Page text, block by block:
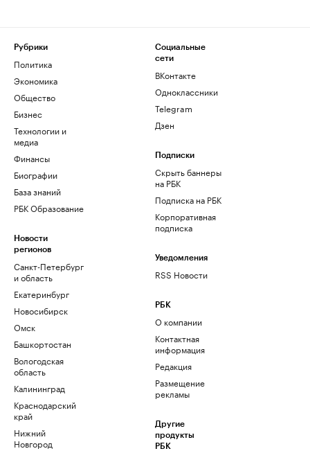
Рубрики
Политика
Экономика
Общество
Бизнес
Технологии и
медиа
Финансы
Биографии
База знаний
РБК Образование
Новости
регионов
Санкт-Петербург
и область
Екатеринбург
Новосибирск
Омск
Башкортостан
Вологодская
область
Калининград
Краснодарский
край
Нижний
Новгород
Социальные
сети
ВКонтакте
Одноклассники
Telegram
Дзен
Подписки
Скрыть баннеры
на РБК
Подписка на РБК
Корпоративная
подписка
Уведомления
RSS Новости
РБК
О компании
Контактная
информация
Редакция
Размещение
рекламы
Другие
продукты
РБК